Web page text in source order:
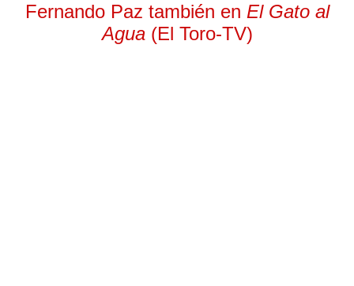
Fernando Paz también en El Gato al
Agua (El Toro-TV)